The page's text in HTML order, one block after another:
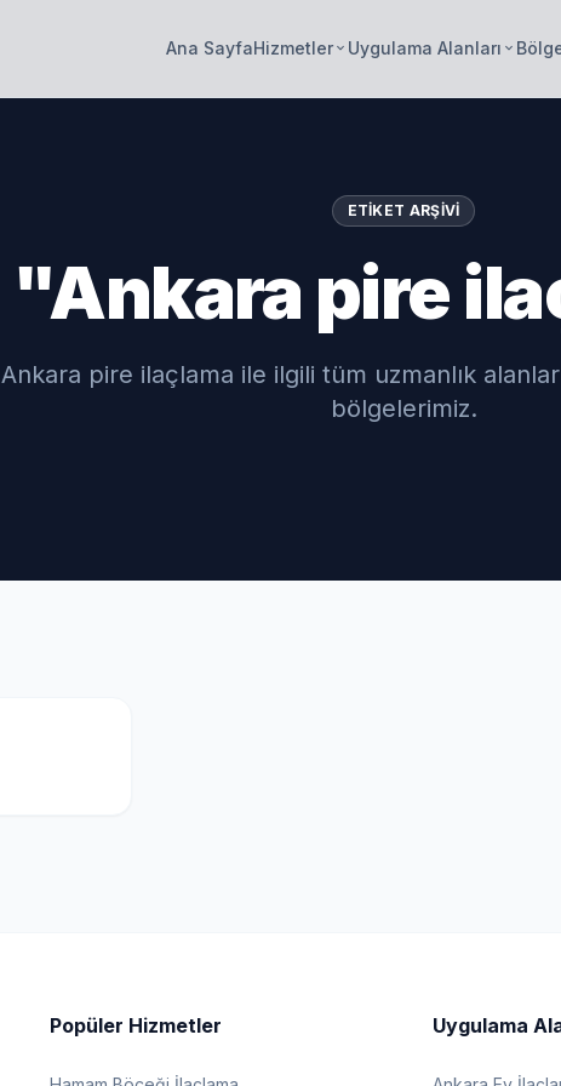
Ana SayfaHizmetlerkeyboard_arrow_down Uygulama Alanları keyboard_arrow_down
ETIKET ARŞIVI
"Ankara pire
Ankara pire ilaçlama ile ilgili tüm uzmanlık
bölgelerimiz.
Popüler Hizmetler Uygulama